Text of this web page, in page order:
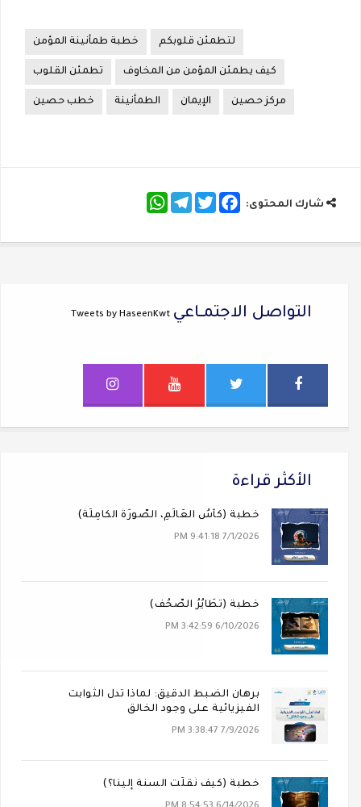
خطبة طمأنينة المؤمن لتطمئن قلوبكم
تطمئن القلوب كيف يطمئن المؤمن من المخاوف
خطب حصين الطمأنينة الإيمان مركز حصين
شارك المحتوى:
Facebook
Twitter
Telegram
WhatsApp
التواصل الاجتمــاعي Tweets by HaseenKwt
الأكثر قراءة
خطبة (كَأسُ العَالَمِ، الصُّورَةُ الكَامِلَةُ)
7/1/2026 9:41:18 PM
خطبة (تَطَايُرُ الصُّحُف)
6/10/2026 3:42:59 PM
برهان الضبط الدقيق: لماذا تدل الثوابت
الفيزيائية على وجود الخالق
7/9/2026 3:38:47 PM
خطبة (كيف نُقلَت السنة إلينا؟)